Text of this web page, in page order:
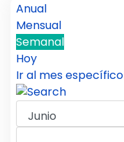
Anual
Mensual
Semanal
Hoy
Ir al mes específico